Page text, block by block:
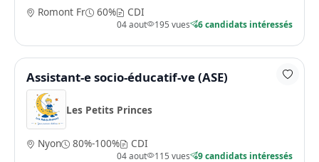
Romont Fr 60% CDI
04 aout 195 vues 6 candidats intéressés
Assistant-e socio-éducatif-ve (ASE)
Les Petits Princes
Nyon 80%-100% CDI
04 aout 115 vues 9 candidats intéressés